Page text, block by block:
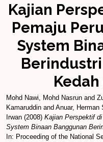
Kajian
Pemaju
System
Mohd Nawi, Mohd Nasrun and
Kamaruddin and Anuar, Herman
Irwan (2008) Kajian Perspektif
System Binaan Banggunan
In: Proceeding of the National